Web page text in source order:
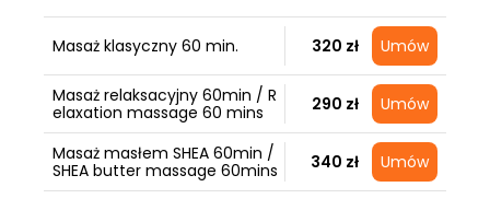
Masaż klasyczny 60 min. 320 zł Umów
Masaż relaksacyjny 60min / R
elaxation massage 60 mins
290 zł Umów
Masaż masłem SHEA 60min /
SHEA butter massage 60mins
340 zł Umów